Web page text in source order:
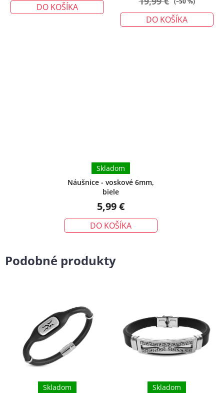
DO KOŠÍKA
DO KOŠÍKA
Náušnice - voskové 6mm,
biele
Skladom
5,99 €
DO KOŠÍKA
Podobné produkty
Skladom Skladom